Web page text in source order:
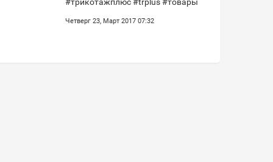
Четверг 23, Март 2017 07:32